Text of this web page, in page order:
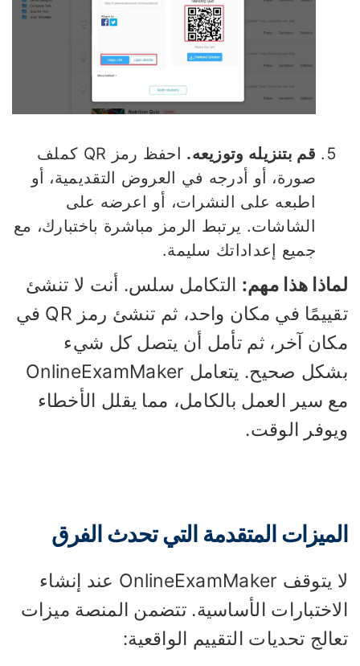
قم بتنزيله وتوزيعه.
احفظ رمز QR كملف
صورة، أو أدرجه في العروض التقديمية، أو
اطبعه على النشرات، أو اعرضه على
الشاشات. يرتبط الرمز مباشرة باختبارك، مع
جميع إعداداتك سليمة.
هذا مهم:التكامل سلس. أنت لا تنشئ
تقييمًا في مكان واحد، ثم تنشئ رمز QR في
آخر، ثم تأمل أن يتصل كل شيء
بشكل صحيح. يتعامل OnlineExamMaker
سير العمل بالكامل، مما يقلل الأخطاء
الوقت.
المتقدمة التي تحدث الفرق
لا يتوقف OnlineExamMaker عند إنشاء
الأساسية. تتضمن المنصة ميزات
تحديات التقييم الواقعية: